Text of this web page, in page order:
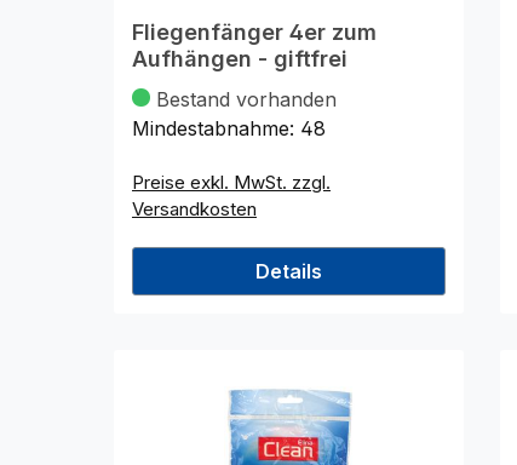
Fliegenfänger 4er zum
Aufhängen - giftfrei
Bestand vorhanden
Mindestabnahme: 48
Preise exkl. MwSt. zzgl.
Versandkosten
Details